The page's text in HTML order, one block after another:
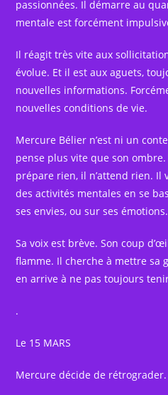
passionnées. Il démarre au
mentale est forcément
Il réagit très vite aux
évolue. Et il est aux aguets,
nouvelles informations.
nouvelles conditions de vie.
Mercure Bélier n’est ni un
pense plus vite que son
prépare rien, il n’attend rien. Il
des activités mentales en se
ses envies, ou sur ses émotions.
Sa voix est brève. Son coup
flamme. Il cherche à mettre sa
en arrive à ne pas toujours
.
Le 15 MARS
Mercure décide de rétrograder.